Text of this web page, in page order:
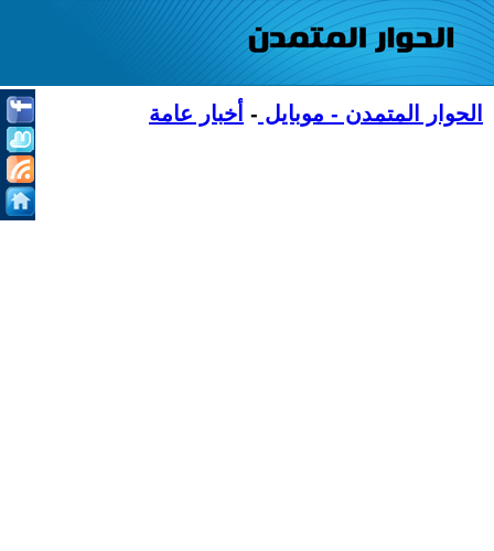
الحوار المتمدن - موبايل - أخبار عامة